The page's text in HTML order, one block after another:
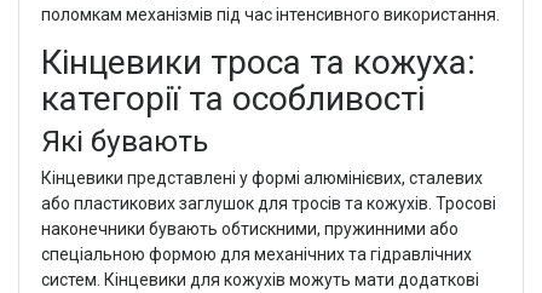
поломкам механізмів під час інтенсивного використання.
Кінцевики троса та кожуха:
категорії та особливості
Які бувають
Кінцевики представлені у формі алюмінієвих, сталевих
або пластикових заглушок для тросів та кожухів. Тросові
наконечники бувають обтискними, пружинними або
спеціальною формою для механічних та гідравлічних
систем. Кінцевики для кожухів можуть мати додаткові